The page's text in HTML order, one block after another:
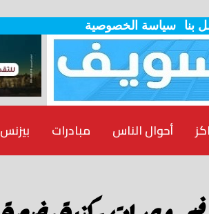
بنا سياسة الخصوصية
بيزنس مبادرات أحوال الناس